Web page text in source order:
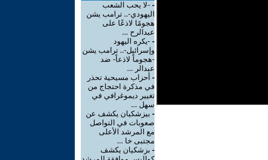
- -لا يحب الشعب
اليهودي-.. ترامب يشن
هجومًا لاذعًا على
عبدالرح ...
- -يكره اليهود
وإسرائيل-.. ترامب يشن
-هجوماً لاذعاً- ضد
عبدالر ...
- أحزاب مسيحية تحذر
في مذكرة احتجاج من
تغيير ديموغرافي في
سهل ...
- بيزشكيان يكشف عن
صعوبات في التواصل
مع المرشد الأعلى
مجتبى خا ...
- بزشكيان يكشف